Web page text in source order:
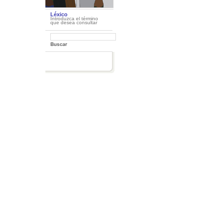
Léxico
Introduzca el término
que desea consultar